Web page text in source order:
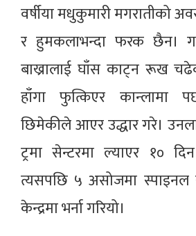
वर्षीया मधुकुमारी मगरातीको
र हुमकलाभन्दा फरक छैन।
बाख्रालाई घाँस काट्न रूख
हाँगा फुत्किएर कान्लामा
छिमेकीले आएर उद्धार गरे।
ट्रमा सेन्टरमा ल्याएर १०
त्यसपछि ५ असोजमा स्पाइनल
केन्द्रमा भर्ना गरियो।